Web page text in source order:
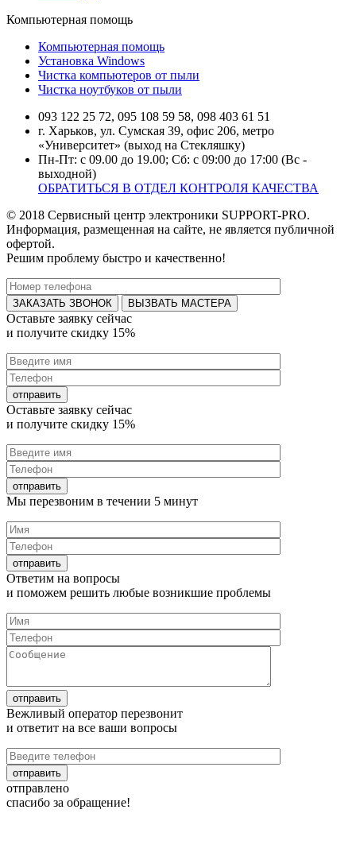
Компьютерная помощь
Компьютерная помощь
Установка Windows
Чистка компьютеров от пыли
Чистка ноутбуков от пыли
093 122 25 72, 095 108 59 58, 098 403 61 51
г. Харьков, ул. Сумская 39, офис 206, метро
«Университет» (выход на Стекляшку)
Пн-Пт: с 09.00 до 19.00; Сб: с 09:00 до 17:00 (Вс -
выходной)
ОБРАТИТЬСЯ В ОТДЕЛ КОНТРОЛЯ КАЧЕСТВА
© 2018 Сервисный центр электроники SUPPORT-PRO.
Информация, размещенная на сайте, не является публичной
офертой.
Решим проблему быстро и качественно!
ВЫЗВАТЬ МАСТЕРА
Оставьте заявку сейчас
и получите скидку 15%
Оставьте заявку сейчас
и получите скидку 15%
Мы перезвоним в течении 5 минут
Ответим на вопросы
и поможем решить любые возникшие проблемы
Вежливый оператор перезвонит
и ответит на все ваши вопросы
отправлено
спасибо за обращение!